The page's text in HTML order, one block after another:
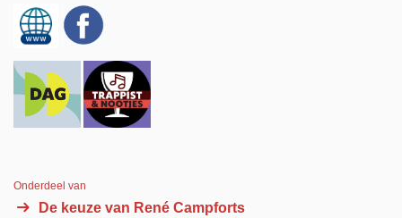
Onderdeel van
De keuze van René Campforts